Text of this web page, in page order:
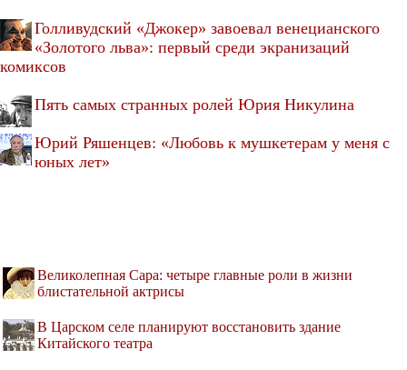
Голливудский «Джокер» завоевал венецианского
«Золотого льва»: первый среди экранизаций
комиксов
Пять самых странных ролей Юрия Никулина
Юрий Ряшенцев: «Любовь к мушкетерам у меня с
юных лет»
Великолепная Сара: четыре главные роли в жизни
блистательной актрисы
В Царском селе планируют восстановить здание
Китайского театра